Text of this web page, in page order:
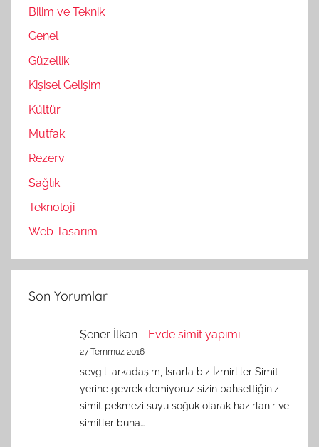
Bilim ve Teknik
Genel
Güzellik
Kişisel Gelişim
Kültür
Mutfak
Rezerv
Sağlık
Teknoloji
Web Tasarım
Son Yorumlar
Şener İlkan - Evde simit yapımı
27 Temmuz 2016
sevgili arkadaşım, Israrla biz İzmirliler Simit
yerine gevrek demiyoruz sizin bahsettiğiniz
simit pekmezi suyu soğuk olarak hazırlanır ve
simitler buna…